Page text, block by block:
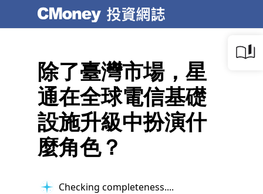
除了臺灣市場，星
通在全球電信基礎
設施升級中扮演什
麼角色？
Checking completeness...